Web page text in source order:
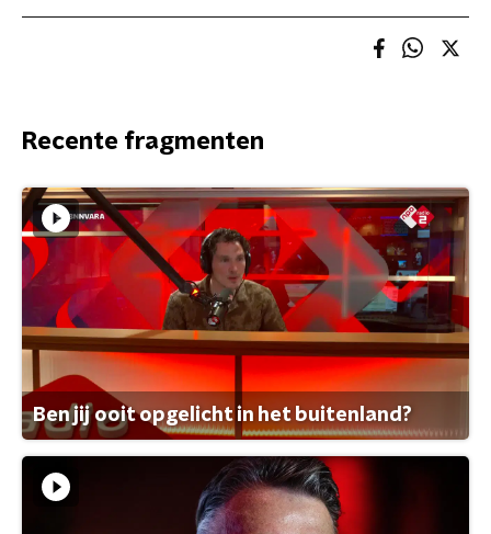
Recente fragmenten
Ben jij ooit opgelicht in het buitenland?